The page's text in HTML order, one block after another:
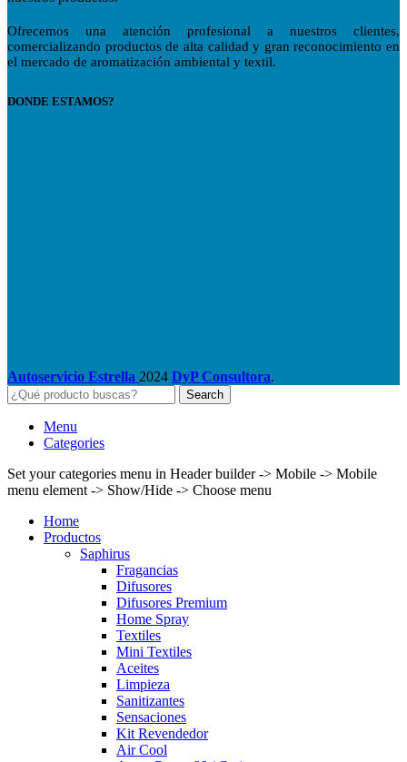
Ofrecemos una atención profesional a nuestros clientes,
comercializando productos de alta calidad y gran reconocimiento en
el mercado de aromatización ambiental y textil.
DONDE ESTAMOS?
Autoservicio Estrella 2024 DyP Consultora.
Search
Menu
Categories
Set your categories menu in Header builder -> Mobile -> Mobile
menu element -> Show/Hide -> Choose menu
Home
Productos
Saphirus
Fragancias
Difusores
Difusores Premium
Home Spray
Textiles
Mini Textiles
Aceites
Limpieza
Sanitizantes
Sensaciones
Kit Revendedor
Air Cool